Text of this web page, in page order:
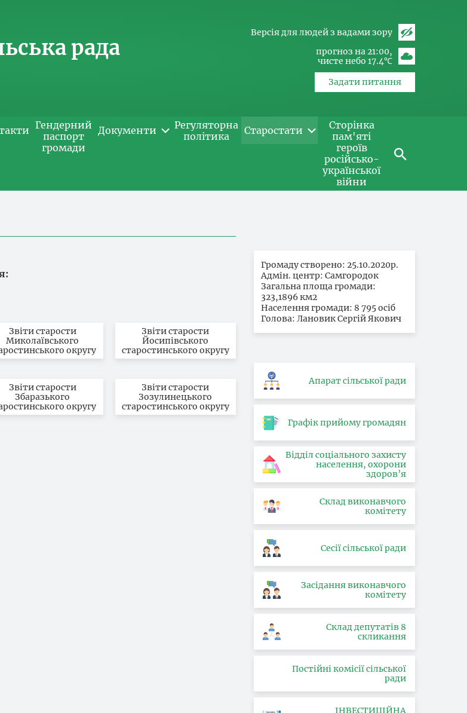
рада
Версія для людей з вадами зору
прогноз на 21:00
чисте небо 17.4℃
Задати питання
Гендерний
паспорт
громади
Документи
Регуляторна
політика
Старостати
Сторінка
пам'яті
героїв
російсько-
української
війни
Звіти старости
Миколаївського
округу
Звіти старости
Йосипівського
старостинського округу
Звіти старости
Збаразького
округу
Звіти старости
Зозулинецького
старостинського округу
Громаду створено: 25.10.2020р.
Адмін. центр: Самгородок
Загальна площа громади:
323,1896 км2
Населення громади: 8 795 осіб
Голова: Лановик Сергій Якович
Апарат сільської ради
Графік прийому громадян
Відділ соціального захисту
населення, охорони
здоров’я
Склад виконавчого
комітету
Сесії сільської ради
Засідання виконавчого
комітету
Склад депутатів 8
скликання
Постійні комісії сільської
ради
ІНВЕСТИЦІЙНА